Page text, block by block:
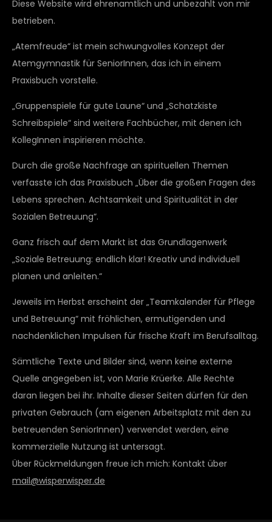
Diese Website wird ehrenamtlich und unbezahlt von mir
betrieben.
„Atemfreude“ ist mein schwungvolles Konzept der
Atemgymnastik für SeniorInnen, das ich in einem
Praxisbuch vorstelle.
„Gruppenspiele für gute Laune“ und „Schatzkiste
Schreibspiele“ sind weitere Fachbücher, mit denen ich
KollegInnen inspirieren möchte.
Durch die große Nachfrage an spirituellen Themen
verfasste ich das Praxisbuch „Über die großen Fragen des
Lebens sprechen. Achtsamkeit und Spiritualität in der
Sozialen Betreuung“.
Ganz frisch auf dem Markt ist das Grundlagenwerk
„Soziale Betreuung: endlich klar! Kreativ und individuell
planen und anleiten.“
Jeweils im Herbst erscheint der „Teamkalender für Pflege
und Betreuung“ mit fröhlichen, ermutigenden und
nachdenklichen Impulsen für frische Kraft im Berufsalltag.
Sämtliche Texte und Bilder sind, wenn keine externe
Quelle angegeben ist, von Marie Krüerke. Alle Rechte
daran liegen bei ihr. Inhalte dieser Seiten dürfen für den
privaten Gebrauch (am eigenen Arbeitsplatz mit den zu
betreuenden SeniorInnen) verwendet werden, eine
kommerzielle Nutzung ist untersagt.
Über Rückmeldungen freue ich mich: Kontakt über
mail@wisperwisper.de